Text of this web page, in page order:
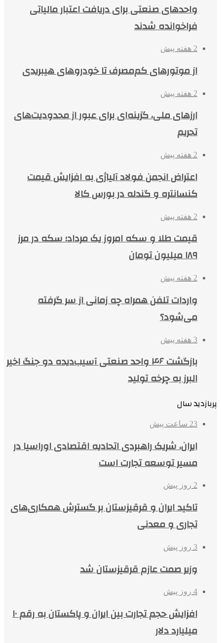
واحدهای صنعتی برای دریافت اعتبار مالیاتی
فراخوانده شدند
2 هفته پیش
از موتورهای کم‌مصرف تا خودروهای هیبریدی
2 هفته پیش
ارزهای ملی، گزینه‌ای برای عبور از محدودیت‌های
تحریم
2 هفته پیش
اعتراض انجمن فولاد آلیاژی به افزایش قیمت
کنسانتره و گندله در بورس کالا
2 هفته پیش
قیمت طلا و سکه امروز یک مرداد؛ سکه در مرز
۱۸۹ میلیون تومان
2 هفته پیش
واردات تلفن همراه چه زمانی از سر گرفته
می‌شود؟
3 هفته پیش
بازگشت ۴۶ واحد صنعتی آسیب‌دیده دو جنگ اخیر
البرز به چرخه تولید
پربازدید سال
23 ساعت پیش
ایران، شریک راهبردی اتحادیه اقتصادی اوراسیا در
مسیر توسعه تجارت است
2 روز پیش
تاکید ایران و قرقیزستان بر گسترش همکاری‌های
تجاری و معدنی
3 روز پیش
وزیر صمت عازم قرقیزستان شد
4 روز پیش
افزایش حجم تجارت بین ایران و پاکستان به رقم ۱۰
میلیارد دلار